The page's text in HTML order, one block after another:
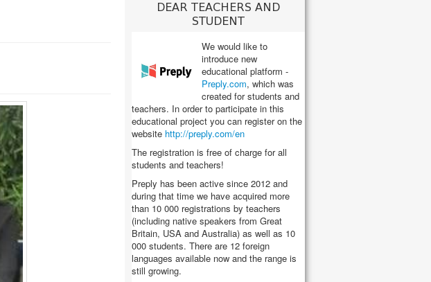
DEAR TEACHERS AND
STUDENT
We would like to
introduce new
educational platform -
Preply.com, which was
created for students and
teachers. In order to participate in this
educational project you can register on the
website http://preply.com/en
The registration is free of charge for all
students and teachers!
Preply has been active since 2012 and
during that time we have acquired more
than 10 000 registrations by teachers
(including native speakers from Great
Britain, USA and Australia) as well as 10
000 students. There are 12 foreign
languages available now and the range is
still growing.